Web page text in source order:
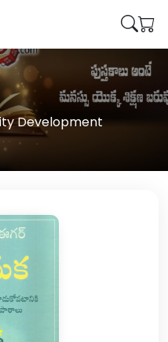
Development